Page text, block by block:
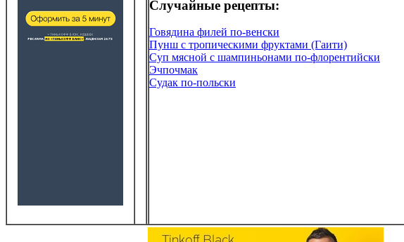
Случайные рецепты:
Говядина филей по-венски
Пунш с тропическими фруктами (Гаити)
Суп мясной с шампиньонами по-флорентийски
Эчпочмак
Судак по-польски